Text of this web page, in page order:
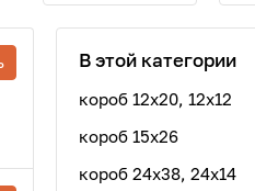
В этой категории
короб 12x20, 12x12
короб 15x26
короб 24x38, 24x14